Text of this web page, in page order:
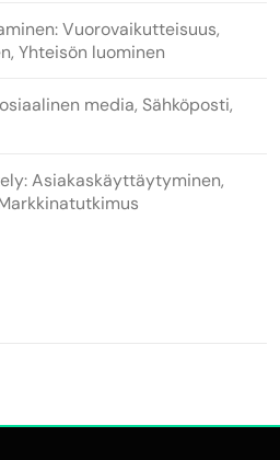
Vuorovaikutteisuus,
Yhteisön luominen
media, Sähköposti,
Asiakaskäyttäytyminen,